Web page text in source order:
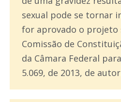
sexual pode se tornar
for aprovado o
Comissão de
da Câmara Federal
5.069, de 2013, de